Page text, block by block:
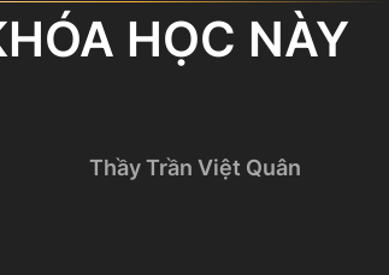
HỌC NÀY
Thầy Trần Việt Quân